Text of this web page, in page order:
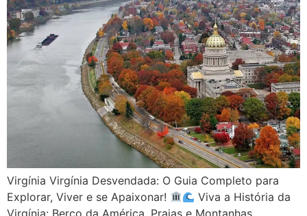
Virgínia Virgínia Desvendada: O Guia Completo para
Explorar, Viver e se Apaixonar!
Viva a História da
Virgínia: Berço da América, Praias e Montanhas